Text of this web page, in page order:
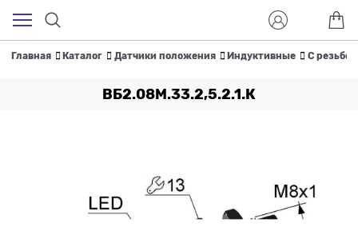
Главная Каталог Датчики положения Индуктивные С
ВБ2.08М.33.2,5.2.1.К